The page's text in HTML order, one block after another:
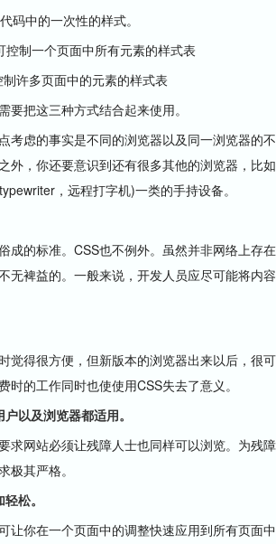
中的一次性的样式。
一个页面中所有元素的样式表
多页面中的元素的样式表
把这三种方式结合起来使用。
虑的事实是不同的浏览器以及同一浏览器的
外，你还要意识到还有很多其他的浏览器，比
，远程打字机)一类的手持设备。
的标准。CSS也不例外。虽然并非网络上存
无裨益的。一般来说，开发人员应尽可能将内
得很方便，但新版本的浏览器出来以后，很
时的工作同时也使使用CSS失去了意义。
以及浏览器都适用。
网站必须让残障人士也同样可以浏览。为残
极其严格。
松。
你在一个页面中的调整快速应用到所有页面中